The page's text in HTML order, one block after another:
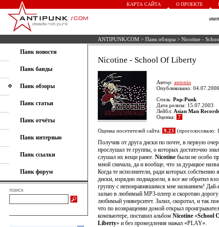
КАРТА САЙТА О ПРОЕКТЕ
ANTIPUNK/COM > Панк обзоры > Nicotine -
Панк новости
Панк банды
Панк обзоры
Панк статьи
Панк отчёты
Панк интервью
Панк ссылки
Панк форум
поиск
Nicotine - School Of Liberty
Автор: antonio
Опубликовано:
Стиль: Pop-Punk
Дата релиза: 15.07.2003
Лейбл: Asian Man Records
Оценка: 7
Оценка посетителей сайта: 9.23 (проголосовало:
Получив от друга диски по почте, в первую
прослушал те группы, о которых достаточно
слушал их вещи ранее. Nicotine были не особо
мной сначала, да и вообще, что за дурацкое
Когда те исполнители, ради которых собственно
диски, изрядно поднадоели, я все же обратил
группу с непонравившимся мне названием!
залью в любимый MP3-плеер и скоротаю
любимый университет. Залил, скоротал, и так
что по возвращении домой открыл
компьютере, поставил альбом Nicotine «School
Liberty» и без промедления нажал «PLAY».